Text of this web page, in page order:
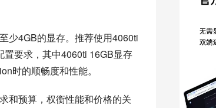
少4GB的显存。推荐使用4060ti
要求，其中4060ti 16GB显存
时的顺畅度和性能。
和预算，权衡性能和价格的关